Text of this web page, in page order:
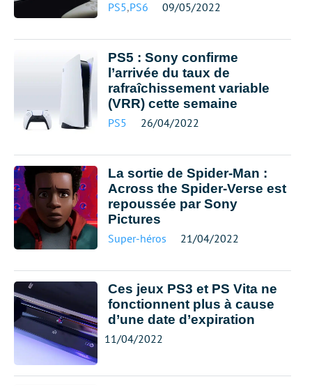
PS5,PS6 09/05/2022
PS5 : Sony confirme
l’arrivée du taux de
rafraîchissement variable
(VRR) cette semaine
PS5 26/04/2022
La sortie de Spider-Man :
Across the Spider-Verse est
repoussée par Sony
Pictures
Super-héros 21/04/2022
Ces jeux PS3 et PS Vita ne
fonctionnent plus à cause
d’une date d’expiration
11/04/2022